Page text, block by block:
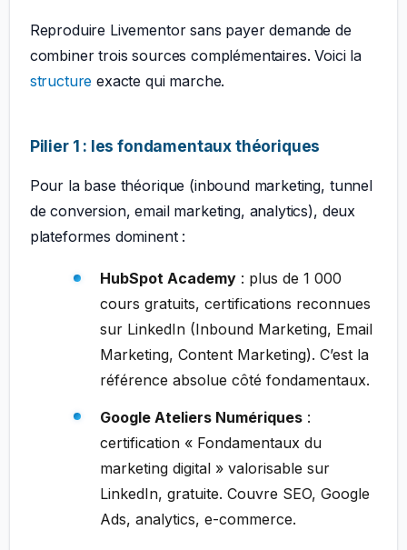
Reproduire Livementor sans payer demande de
combiner trois sources complémentaires. Voici la
structure exacte qui marche.
Pilier 1 : les fondamentaux théoriques
Pour la base théorique (inbound marketing, tunnel
de conversion, email marketing, analytics), deux
plateformes dominent :
HubSpot Academy: plus de 1 000
cours gratuits, certifications reconnues
sur LinkedIn (Inbound Marketing, Email
Marketing, Content Marketing). C’est la
référence absolue côté fondamentaux.
Google Ateliers Numériques:
certification « Fondamentaux du
marketing digital » valorisable sur
LinkedIn, gratuite. Couvre SEO, Google
Ads, analytics, e-commerce.